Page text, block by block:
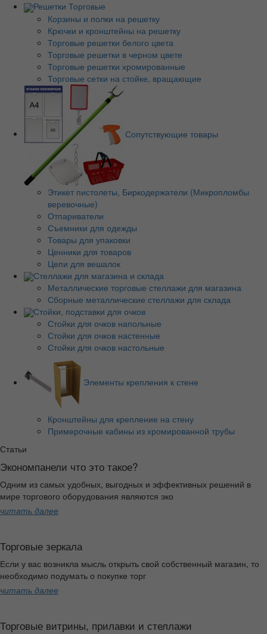
Решетки Торговые
Корзины и полки на решетку
Крючки и кронштейны на решетку
Торговые решетки белого цвета
Торговые решетки в черном цвете
Торговые решетки хромированные
Торговые сетки на стойке, вращающие
Сопутствующие товары
Этикет пистолеты, Биркодержатели (Микропломбы
веревочные)
Отпариватели
Съемники для одежды
Товары для упаковки
Ценники для товаров
Цепи для вешалок
Стеллажи для магазина и склада
Металлические торговые стеллажи для магазина
Сборные металлические стеллажи для склада
Стойки, подставки для очков
Стойки для очков напольные
Стойки для очков настенные
Стойки для очков настольные
Элементы крепления к стене
Кронштейны для крепление на стену
Примерочные кабины из хромированной трубы
Статьи
Экономпанели что это такое?
Одним из самых удобных, выгодных и эффективных решений в
мире торгового оборудования являются эко
читать далее
Торговые зеркала
Если у вас возникла мысль открыть свой собственный магазин, то
необходимо подумать о покупке торг
читать далее
Торговые витрины, прилавки и стеллажи